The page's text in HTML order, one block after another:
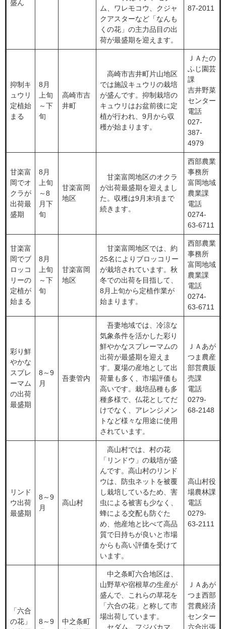
盛ん
ム、ワレモコウ、クジャ
クアスターなど「なんも
くの花」の主力品目の出
荷が最盛期を迎えます。
87-2011
抑制キ
ュウリ
定植始
まる
8月
上旬
～下
旬
高崎市吉
井町
高崎市吉井町片山地区
では施設キュウリの栽培
が盛んです。抑制栽培の
キュウリはお盆前後に定
植が行われ、9月から収
穫が始まります。
ＪＡたの
ふじ園芸
課
吉井野菜
センター
電話
027-
387-
4979
甘楽富
岡でオ
クラが
出荷最
盛期
8月
上旬
～8
月下
旬
甘楽富岡
地区
甘楽富岡地区のオクラ
が出荷最盛期を迎えまし
た。収穫は9月末頃まで
続きます。
西部農業
事務所
富岡地域
農業課
電話
0274-
63-6711
甘楽富
岡でブ
ロッコ
リーの
定植が
始まる
8月
上旬
～下
旬
甘楽富岡
地区
甘楽富岡地区では、約
25名によりブロッコリー
が栽培されています。秋
冬での出荷を目指して、
8月上旬から定植作業が
始まります。
西部農業
事務所
富岡地域
農業課
電話
0274-
63-6711
彩り鮮
やかな
スプレ
ーマム
の出荷
最盛期
8～9
月
吾妻管内
吾妻地域では、冷涼な
気象条件を活かした彩り
鮮やかなスプレーマムの
出荷が最盛期を迎えま
す。夏場の産地として出
荷量も多く、市場評価も
高いです。栽培品種も多
種多様で、仏花としてだ
けでなく、アレンジメン
トなど様々な用途に使用
されています。
ＪＡあが
つま農産
部営農販
売課
電話
0279-
68-2148
リンド
ウ出荷
最盛期
8～9
月
高山村
高山村では、村の花
「リンドウ」の栽培が盛
んです。高山村のリンド
ウは、防虫ネットを被覆
し栽培しているため、害
虫による被害も少なく、
蜂による交配も防ぐた
め、他産地と比べて高品
質で日持ちが良いと市場
からも高い評価を受けて
います。
高山村役
場農林課
電話
0279-
63-2111
「六合
の花」
8～9
中之条町
中之条町六合地区は、
山野草や宿根草の生産が
盛んで、これらの草花を
「六合の花」と称して市
場出荷しています。
セダム、フジバカマ、
ＪＡあが
つま西部
営農経済
センター
六合出張